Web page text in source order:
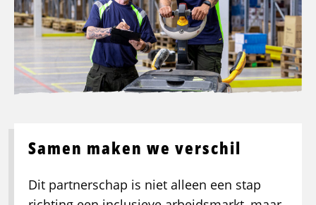
Samen maken we verschil
Dit partnerschap is niet alleen een stap